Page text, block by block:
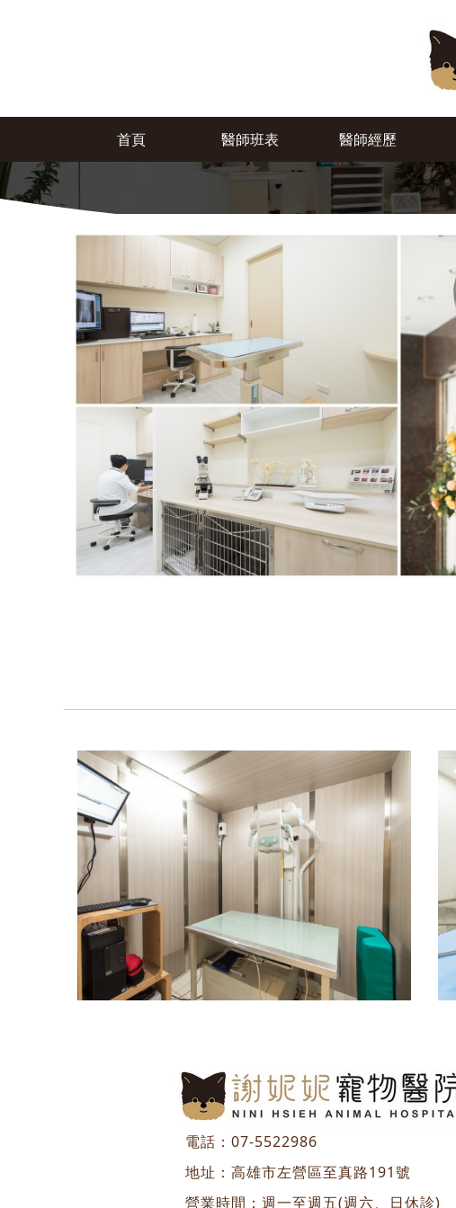
首頁 醫師班表 醫師經歷
電話： 07-5522986
地址： 高雄市左營區至真路191號
營業時間：週一至週五(週六、日休診)